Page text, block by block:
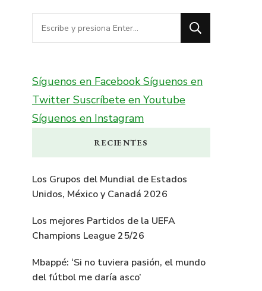
¿Buscas
algo?
Síguenos en FacebookSíguenos en
Twitter Suscríbete en Youtube
Síguenos en Instagram
RECIENTES
Los Grupos del Mundial de Estados
Unidos, México y Canadá 2026
Los mejores Partidos de la UEFA
Champions League 25/26
Mbappé: ‘Si no tuviera pasión, el mundo
del fútbol me daría asco’